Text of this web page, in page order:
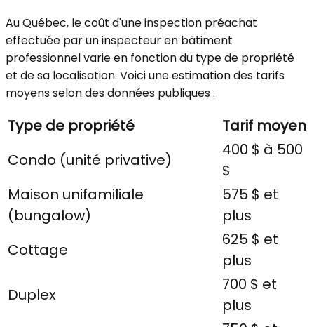
Au Québec, le coût d'une inspection préachat
effectuée par un inspecteur en bâtiment
professionnel varie en fonction du type de propriété
et de sa localisation. Voici une estimation des tarifs
moyens selon des données publiques :
Type de propriété
Tarif moyen
Condo (unité privative)
400 $ à 500
$
Maison unifamiliale
(bungalow)
575 $ et
plus
Cottage
625 $ et
plus
Duplex
700 $ et
plus